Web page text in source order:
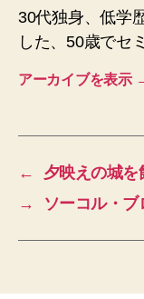
30代独身、低学
した、50歳でセ
アーカイブを表示
←
夕映えの城
→
ソーコル・